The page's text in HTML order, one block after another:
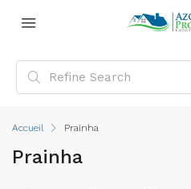
Accueil Prainha
Prainha